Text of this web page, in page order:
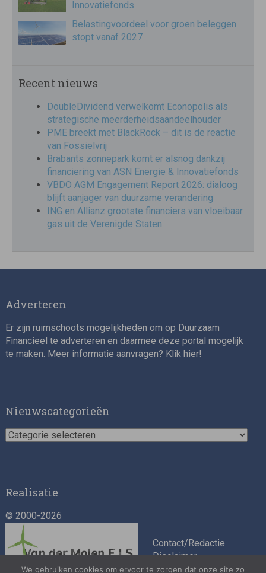
Innovatiefonds
Belastingvoordeel voor groen beleggen
stopt vanaf 2027
Recent nieuws
DoubleDividend verwelkomt Econopolis als
strategische meerderheidsaandeelhouder
PME breekt met BlackRock – dit is de reactie
van Fossielvrij
Brabants zonnepark komt er alsnog dankzij
financiering van ASN Energie & Innovatiefonds
VBDO AGM Engagement Report 2026: dialoog
blijft aanjager van duurzame verandering
ING en Allianz grootste financiers van vloeibaar
gas uit de Verenigde Staten
Adverteren
Er zijn ruimschoots mogelijkheden om op Duurzaam
Financieel te adverteren en daarmee deze portal mogelijk
te maken. Meer informatie aanvragen? Klik hier!
Nieuwscategorieën
Nieuwscategorieën
Realisatie
© 2000-2026
Contact/Redactie
Disclaimer
Algemene
We gebruiken cookies om ervoor te zorgen dat onze site zo